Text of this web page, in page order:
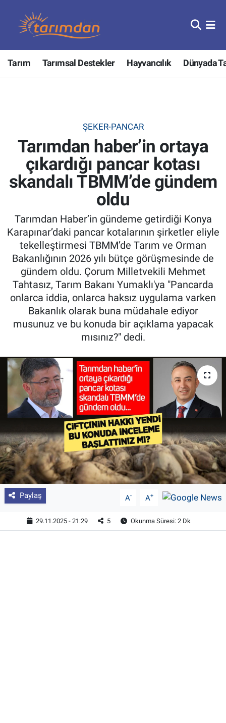
Tarım Tarımsal Destekler Hayvancılık Dünyada
ŞEKER-PANCAR
Tarımdan haber’in ortaya
çıkardığı pancar kotası
skandalı TBMM’de gündem
oldu
Tarımdan Haber’in gündeme getirdiği Konya
Karapınar’daki pancar kotalarının şirketler eliyle
tekelleştirmesi TBMM’de Tarım ve Orman
Bakanlığının 2026 yılı bütçe görüşmesinde de
gündem oldu. Çorum Milletvekili Mehmet
Tahtasız, Tarım Bakanı Yumaklı'ya "Pancarda
onlarca iddia, onlarca haksız uygulama varken
Bakanlık olarak buna müdahale ediyor
musunuz ve bu konuda bir açıklama yapacak
mısınız?" dedi.
Paylaş A- A+
29.11.2025 - 21:29 5 Okunma Süresi: 2 Dk
Tarım
Hayvancılık
Tarımsal Destekler
Tarım Bakanlığı
Tarım Kredi Kooperatifleri
Pankobirlik
Et fiyatları
Tarım Bilgisi
Yetiştirici Soruyor
Üretici Birlikleri
Şeker ve Şekerli Mamüller
Tahıllar ve Baklagiller
Tohum
Nöbetçi Eczaneler
Hava Durumu
Tüm Manşetler
Son Dakika Haberleri